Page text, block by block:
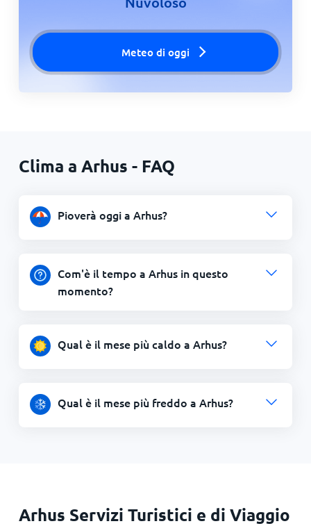
Meteo di oggi
Clima a Arhus - FAQ
Pioverà oggi a Arhus?
Com'è il tempo a Arhus in questo
momento?
Qual è il mese più caldo a Arhus?
Qual è il mese più freddo a Arhus?
Arhus Servizi Turistici e di Viaggio